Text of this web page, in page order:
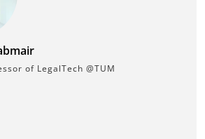
of LegalTech @TUM